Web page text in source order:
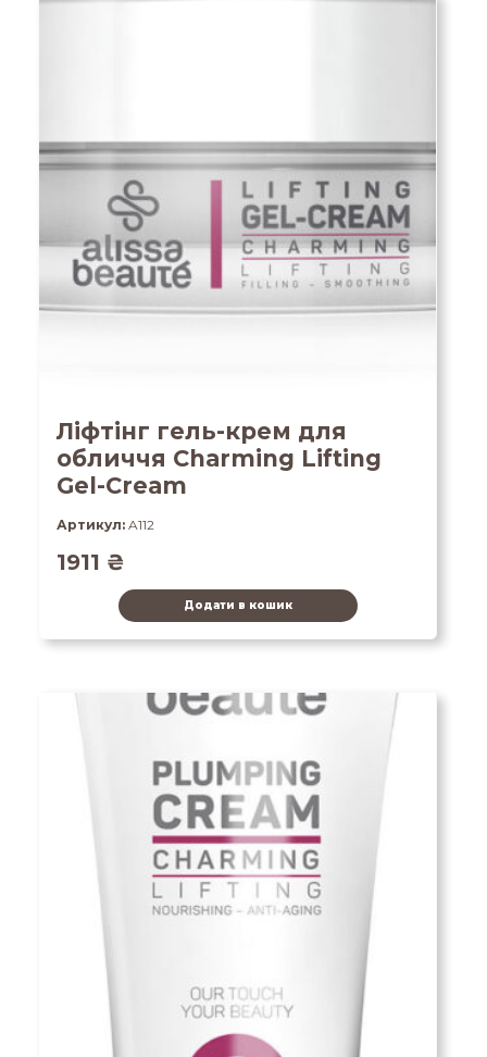
Ліфтінг гель-крем для
обличчя Charming Lifting
Gel-Cream
Артикул: A112
1911 ₴
Додати в кошик